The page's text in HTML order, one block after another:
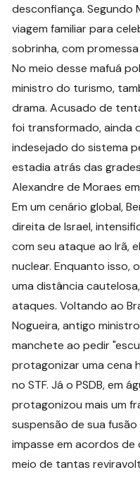
desconfiança. Segundo
viagem familiar para
sobrinha, com
No meio desse mafuá
ministro do turismo,
drama. Acusado de
foi transformado, ainda
indesejado do sistema
estadia atrás das
Alexandre de Moraes
Em um cenário global,
direita de Israel,
com seu ataque ao Irã,
nuclear. Enquanto isso,
uma distância
ataques. Voltando ao
Nogueira, antigo
manchete ao pedir
protagonizar uma cena
no STF. Já o PSDB, em
protagonizou mais um
suspensão de sua
impasse em acordos de
meio de tantas